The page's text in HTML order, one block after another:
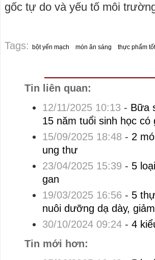
gốc tự do và yếu tố môi
Tags: bột yến mạch món ăn sáng thực phẩm
Tin liên quan:
12/11/2025 10:13 - Bữa
15 năm tuổi sinh học có
15/09/2025 18:48 - 2
ung thư
23/04/2025 15:39 - 5
gan
19/03/2025 16:56 - 5
nuôi dưỡng dạ dày,
30/10/2024 09:24- 4
Tin mới hơn: